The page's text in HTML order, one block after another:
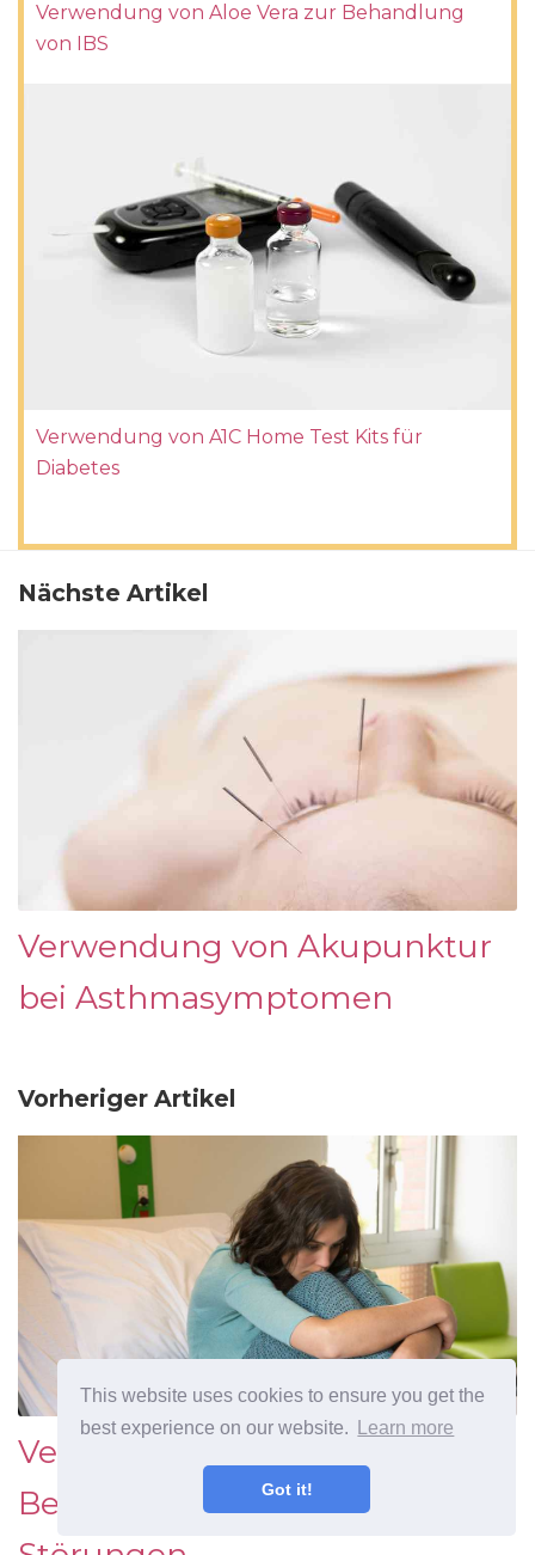
This website uses cookies to ensure you get the
best experience on our website.
Learn more
Got it!
Verwendung von Aloe Vera zur Behandlung
von IBS
Verwendung von A1C Home Test Kits für
Diabetes
Nächste Artikel
Verwendung von Akupunktur
bei Asthmasymptomen
Vorheriger Artikel
Verwendung von Abilify zur
Behandlung von bipolaren